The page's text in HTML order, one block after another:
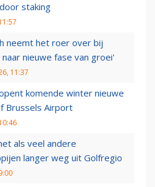
staking
neemt het roer over bij
naar nieuwe fase van groei'
11:37
komende winter nieuwe
Brussels Airport
als veel andere
langer weg uit Golfregio